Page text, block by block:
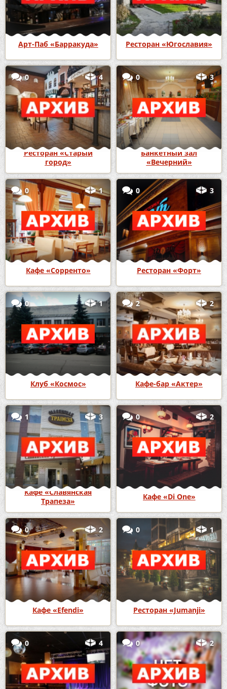
Арт-Паб «Барракуда» Ресторан «Югославия»
0 4
Ресторан «Старый
город»
0 3
Банкетный зал
«Вечерний»
0 1
Кафе «Сорренто»
0 3
Ресторан «Форт»
0 1
Клуб «Космос»
2 2
Кафе-бар «Актер»
1 3
Кафе «Славянская
Трапеза»
0 2
Кафе «Di One»
0 2
Кафе «Efendi»
0 1
Ресторан «Jumanji»
0 4 0 2